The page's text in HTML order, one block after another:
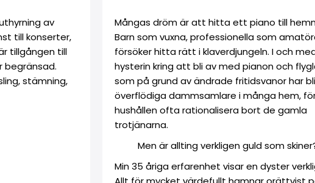
av
till konserter,
tillgången till
begränsad.
stämning,
Mångas dröm är att hitta ett piano till
Barn som vuxna, professionella som
försöker hitta rätt i klaverdjungeln. I och
hysterin kring att bli av med pianon och
som på grund av ändrade fritidsvanor har
överflödiga dammsamlare i många hem,
hushållen ofta rationalisera bort de gamla
trotjänarna.
Men är allting verkligen guld som
Min 35 åriga erfarenhet visar en dyster